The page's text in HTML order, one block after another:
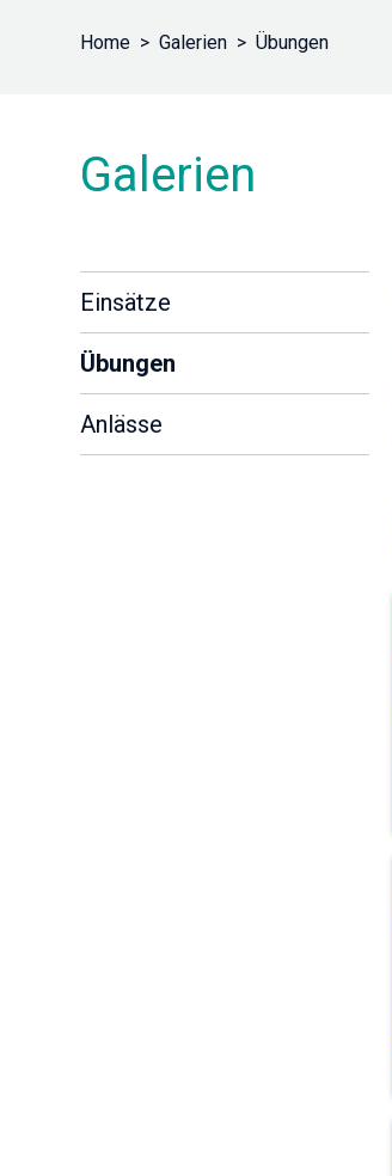
Home Galerien Übungen
Galerien
Einsätze
Übungen
Anlässe